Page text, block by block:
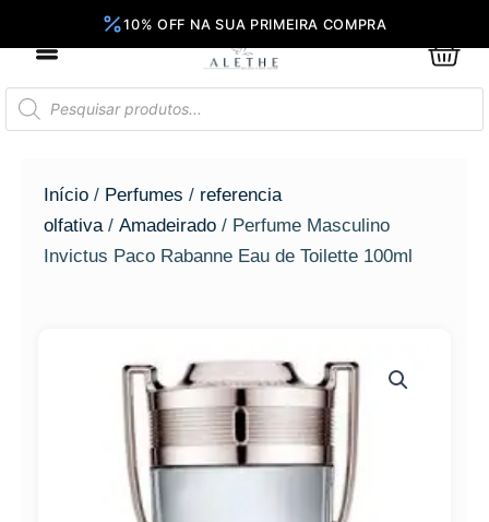
conteúdo
Pesquisar
produtos
Início / Perfumes / referencia
olfativa / Amadeirado / Perfume Masculino
Invictus Paco Rabanne Eau de Toilette 100ml